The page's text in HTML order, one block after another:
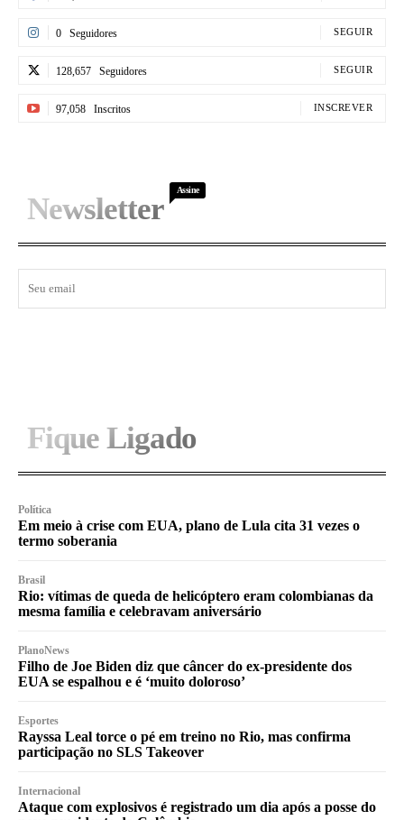
0 Seguidores SEGUIR
128,657 Seguidores SEGUIR
97,058 Inscritos INSCREVER
Newsletter
Assine
Fique Ligado
Política
Em meio à crise com EUA, plano de Lula cita 31 vezes o
termo soberania
Brasil
Rio: vítimas de queda de helicóptero eram colombianas da
mesma família e celebravam aniversário
PlanoNews
Filho de Joe Biden diz que câncer do ex-presidente dos
EUA se espalhou e é ‘muito doloroso’
Esportes
Rayssa Leal torce o pé em treino no Rio, mas confirma
participação no SLS Takeover
Internacional
Ataque com explosivos é registrado um dia após a posse do